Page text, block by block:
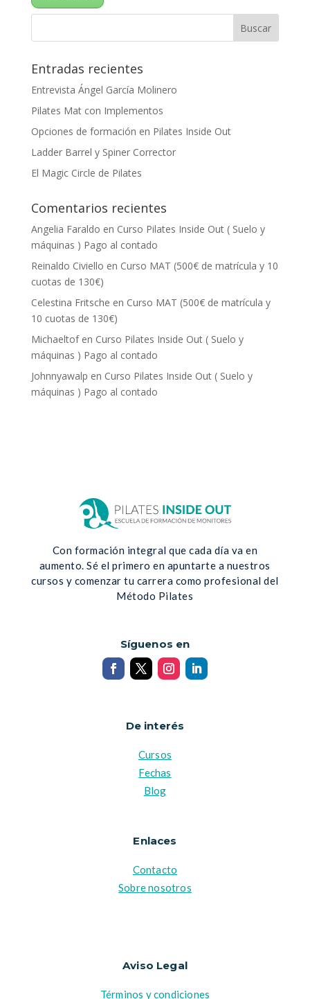
Entradas recientes
Entrevista Ángel García Molinero
Pilates Mat con Implementos
Opciones de formación en Pilates Inside Out
Ladder Barrel y Spiner Corrector
El Magic Circle de Pilates
Comentarios recientes
Angelia Faraldo en Curso Pilates Inside Out ( Suelo y
máquinas ) Pago al contado
Reinaldo Civiello en Curso MAT (500€ de matrícula y 10
cuotas de 130€)
Celestina Fritsche en Curso MAT (500€ de matrícula y
10 cuotas de 130€)
Michaeltofen Curso Pilates Inside Out ( Suelo y
máquinas ) Pago al contado
Johnnyawalp en Curso Pilates Inside Out ( Suelo y
máquinas ) Pago al contado
Con formación integral que cada día va en
aumento. Sé el primero en apuntarte a nuestros
cursos y comenzar tu carrera como profesional del
Método Pilates
Síguenos en
De interés
Cursos
Fechas
Blog
Enlaces
Contacto
Sobre nosotros
Aviso Legal
Términos y condiciones